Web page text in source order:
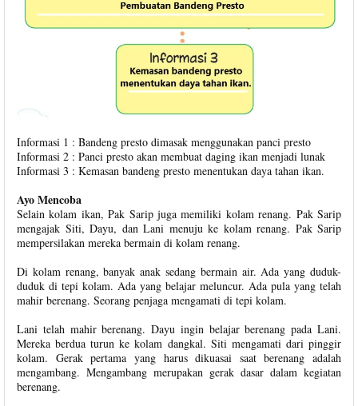
Informasi 1 : Bandeng presto dimasak menggunakan panci presto
Informasi 2 : Panci presto akan membuat daging ikan menjadi lunak
Informasi 3 : Kemasan bandeng presto menentukan daya tahan ikan.
Ayo Mencoba
Selain kolam ikan, Pak Sarip juga memiliki kolam renang. Pak Sarip
mengajak Siti, Dayu, dan Lani menuju ke kolam renang. Pak Sarip
mempersilakan mereka bermain di kolam renang.
Di kolam renang, banyak anak sedang bermain air. Ada yang duduk-
duduk di tepi kolam. Ada yang belajar meluncur. Ada pula yang telah
mahir berenang. Seorang penjaga mengamati di tepi kolam.
Lani telah mahir berenang. Dayu ingin belajar berenang pada Lani.
Mereka berdua turun ke kolam dangkal. Siti mengamati dari pinggir
kolam. Gerak pertama yang harus dikuasai saat berenang adalah
mengambang. Mengambang merupakan gerak dasar dalam kegiatan
berenang.